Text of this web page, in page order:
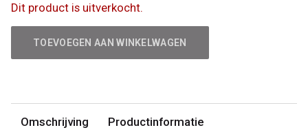
Dit product is uitverkocht.
TOEVOEGEN AAN WINKELWAGEN
Omschrijving Productinformatie